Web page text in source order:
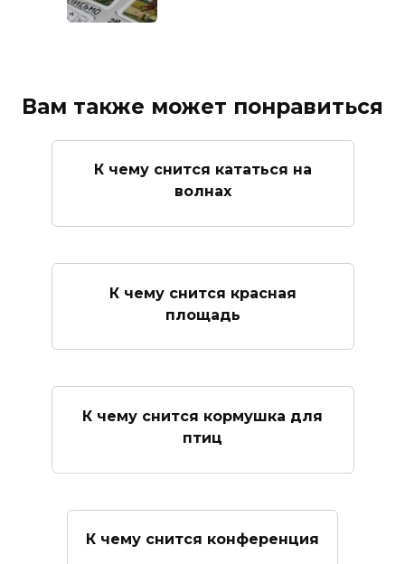
Вам также может понравиться
К чему снится кататься на
волнах
К чему снится красная
площадь
К чему снится кормушка для
птиц
К чему снится конференция